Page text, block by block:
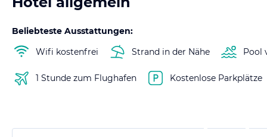
Beliebteste Ausstattungen:
Wifi kostenfrei
Strand in der Nähe Pool
1 Stunde zum Flughafen Kostenlose Parkplätze